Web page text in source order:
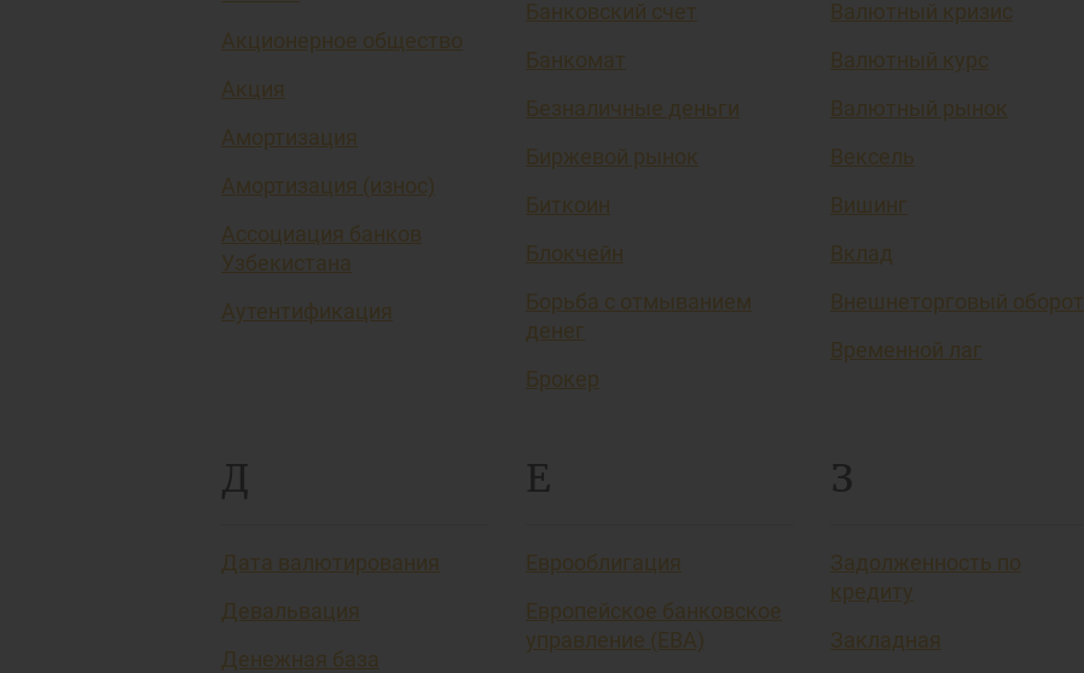
Акционерное общество
Акция
Амортизация
Амортизация (износ)
Ассоциация банков
Узбекистана
Аутентификация
Банковский счет
Банкомат
Безналичные деньги
Биржевой рынок
Биткоин
Блокчейн
Борьба с отмыванием
денег
Брокер
Валютный кризис
Валютный курс
Валютный рынок
Вексель
Вишинг
Вклад
Внешнеторговый оборот
Временной лаг
Д
Дата валютирования
Девальвация
Денежная база
Е
Еврооблигация
Европейское банковское
управление (EBA)
З
Задолженность по
кредиту
Закладная